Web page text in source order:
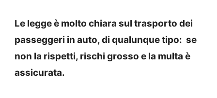
Le legge è molto chiara sul trasporto dei
passeggeri in auto, di qualunque tipo: se
non la rispetti, rischi grosso e la multa è
assicurata.